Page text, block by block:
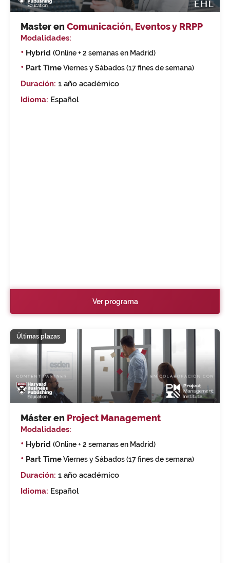
Master en Comunicación, Eventos y RRPP
Modalidades:
• Hybrid (Online + 2 semanas en Madrid)
• Part TimeViernes y Sábados (17 fines de semana)
Duración: 1 año académico
Idioma: Español
Ver programa
Últimas plazas
Máster en Project Management
Modalidades:
• Hybrid (Online + 2 semanas en Madrid)
• Part TimeViernes y Sábados (17 fines de semana)
Duración: 1 año académico
Idioma: Español